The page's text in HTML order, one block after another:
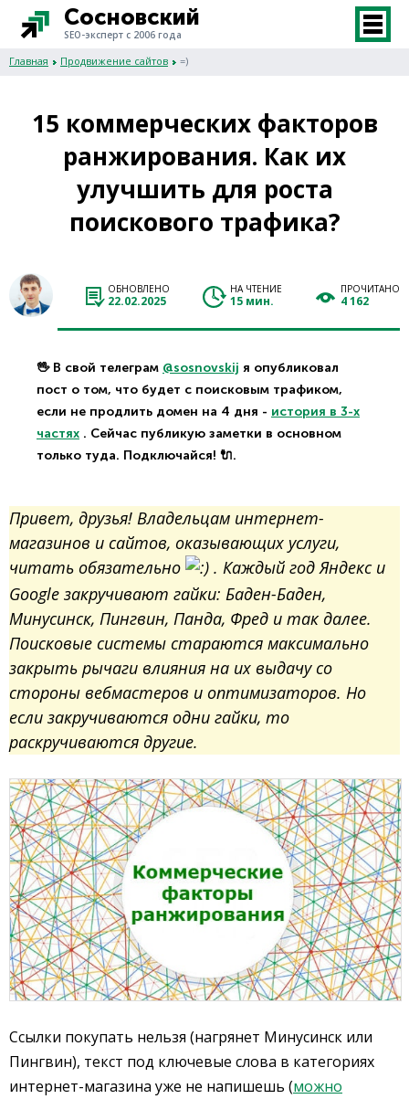
Сосновский
SEO-эксперт с 2006 года
Главная Продвижение сайтов =)
15 коммерческих факторов
ранжирования. Как их
улучшить для роста
поискового трафика?
ОБНОВЛЕНО
22.02.2025
НА ЧТЕНИЕ
15 мин.
ПРОЧИТАНО
4 162
🖖 В свой телеграм @sosnovskij я опубликовал
пост о том, что будет с поисковым трафиком,
если не продлить домен на 4 дня - история в 3-х
частях . Сейчас публикую заметки в основном
только туда. Подключайся! 🔌.
Привет, друзья! Владельцам интернет-
магазинов и сайтов, оказывающих услуги,
читать обязательно
. Каждый год Яндекс и
Google закручивают гайки: Баден-Баден,
Минусинск, Пингвин, Панда, Фред и так далее.
Поисковые системы стараются максимально
закрыть рычаги влияния на их выдачу со
стороны вебмастеров и оптимизаторов. Но
если закручиваются одни гайки, то
раскручиваются другие.
Ссылки покупать нельзя (нагрянет Минусинск или
Пингвин), текст под ключевые слова в категориях
интернет-магазина уже не напишешь (можно